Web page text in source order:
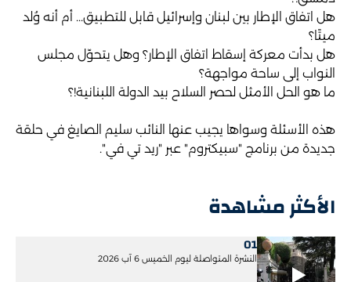
الأكثر مشاهدة
01
النشرة المتواصلة ليوم الخميس 6 آب 2026
هل اتفاق الإطار بين لبنان وإسرائيل قابل للتطبيق... أم أنه وُلد
ميتًا؟
هل بدأت معركة إسقاط اتفاق الإطار؟ وهل يتحوّل مجلس
النواب إلى ساحة مواجهة؟
ما هو الحل الأمثل لحصر السلاح بيد الدولة اللبنانية!؟
هذه الأسئلة وسواها يجيب عنها النائب سليم الصايغ في حلقة
جديدة من برنامج "سبيكتروم" عبر "ريد تي في".